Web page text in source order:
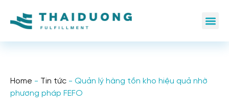
Home - Tin tức - Quản lý hàng tồn kho hiệu quả nhờ
phương pháp FEFO